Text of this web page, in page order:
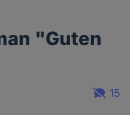
"Guten
15